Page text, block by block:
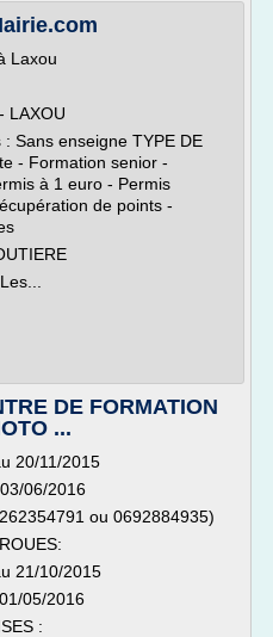
Laxou
LAXOU
Sans enseigne TYPE DE
- Formation senior -
à 1 euro - Permis
de points -
DE FORMATION
...
20/11/2015
06/2016
ou 0692884935)
21/10/2015
05/2016
: